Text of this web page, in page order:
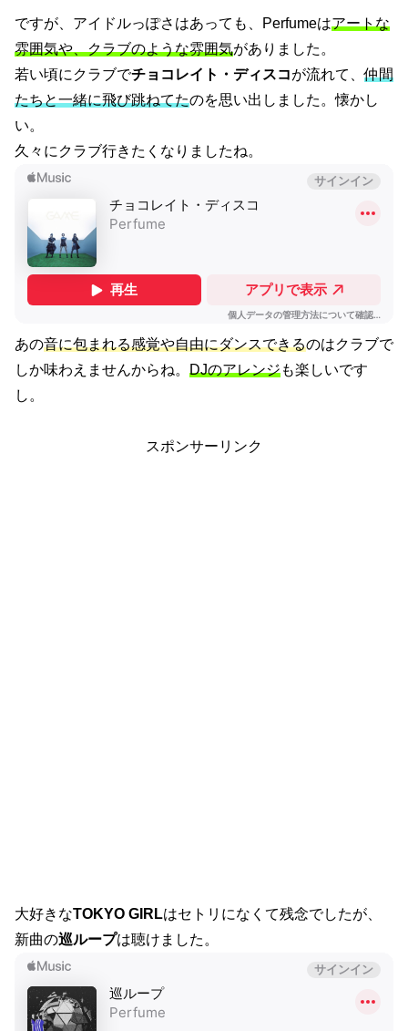
ですが、アイドルっぽさはあっても、Perfumeはアートな
雰囲気や、クラブのような雰囲気がありました。
若い頃にクラブでチョコレイト・ディスコが流れて、仲間
たちと一緒に飛び跳ねてたのを思い出しました。懐かし
い。
久々にクラブ行きたくなりましたね。
あの音に包まれる感覚や自由にダンスできるのはクラブで
しか味わえませんからね。 DJのアレンジも楽しいです
し。
スポンサーリンク
大好きなTOKYO GIRLはセトリになくて残念でしたが、
新曲の巡ループは聴けました。